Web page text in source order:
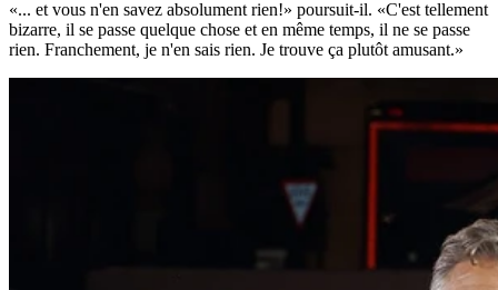
«... et vous n'en savez absolument rien!» poursuit-il. «C'est tellement
bizarre, il se passe quelque chose et en même temps, il ne se passe
rien. Franchement, je n'en sais rien. Je trouve ça plutôt amusant.»